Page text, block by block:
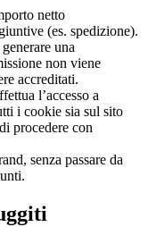
netto
(es. spedizione).
una
non viene
accreditati.
l’accesso a
i cookie sia sul sito
procedere con
senza passare da